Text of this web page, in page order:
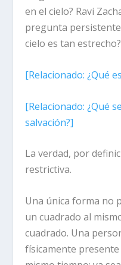
en el cielo? Ravi
pregunta
cielo es tan
[Relacionado:¿Qué
[Relacionado:¿Qué
salvación?]
La verdad, por
restrictiva.
Una única forma no
un cuadrado al
cuadrado. Una
físicamente